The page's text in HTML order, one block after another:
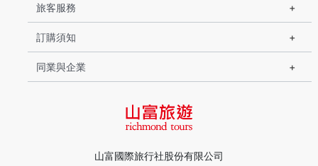
山富國際旅行社股份有限公司
旅客服務
訂購須知
同業與企業